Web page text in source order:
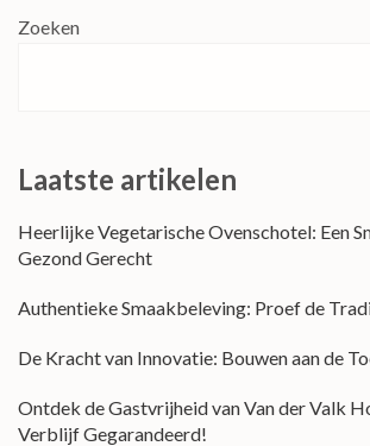
Zoeken
Laatste artikelen
Heerlijke Vegetarische Ovenschotel: Een
Gezond Gerecht
Authentieke Smaakbeleving: Proef de
De Kracht van Innovatie: Bouwen aan de
Ontdek de Gastvrijheid van Van der Valk
Verblijf Gegarandeerd!